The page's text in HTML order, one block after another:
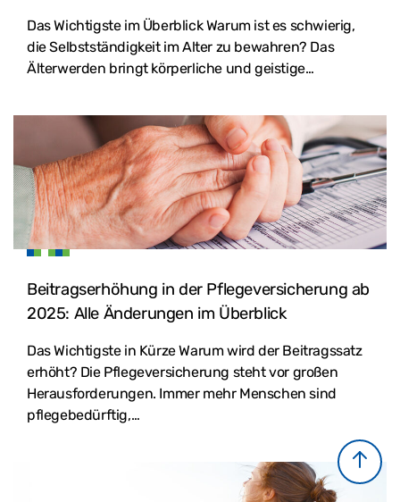
Das Wichtigste im Überblick Warum ist es schwierig,
die Selbstständigkeit im Alter zu bewahren? Das
Älterwerden bringt körperliche und geistige…
Beitragserhöhung in der Pflegeversicherung ab
2025: Alle Änderungen im Überblick
Das Wichtigste in Kürze Warum wird der Beitragssatz
erhöht? Die Pflegeversicherung steht vor großen
Herausforderungen. Immer mehr Menschen sind
pflegebedürftig,…